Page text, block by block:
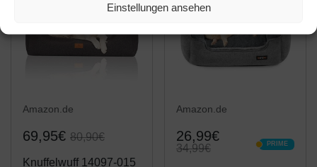
Einstellungen ansehen
Amazon.de
69,95€ 80,90€
Knuffelwuff 14097-015
Amazon.de
26,99€
34,99€ PRIME
PRIME